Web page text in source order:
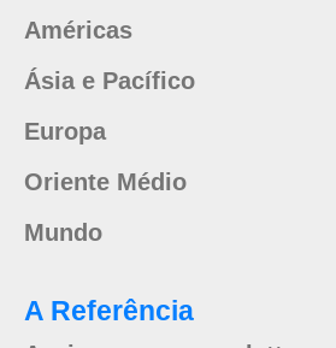
Américas
Ásia e Pacífico
Europa
Oriente Médio
Mundo
A Referência